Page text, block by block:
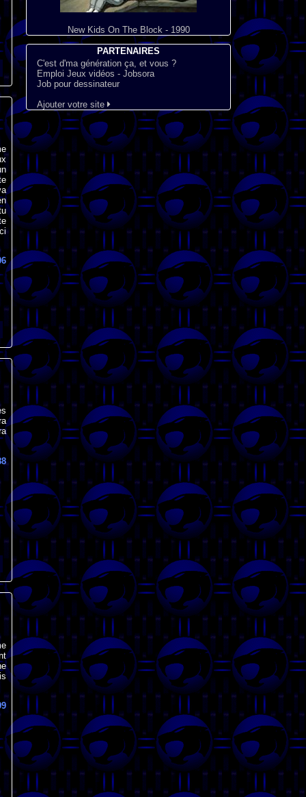
New Kids On The Block - 1990
PARTENAIRES
C'est d'ma génération ça, et vous ?
Emploi Jeux vidéos - Jobsora
Job pour dessinateur
Ajouter votre site